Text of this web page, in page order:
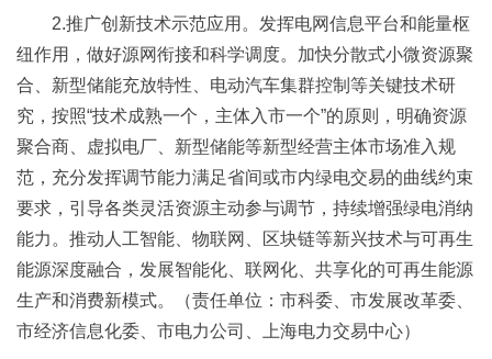
2.推广创新技术示范应用。发挥电网信息平台和能量枢
纽作用，做好源网衔接和科学调度。加快分散式小微资源聚
合、新型储能充放特性、电动汽车集群控制等关键技术研
究，按照“技术成熟一个，主体入市一个”的原则，明确资源
聚合商、虚拟电厂、新型储能等新型经营主体市场准入规
范，充分发挥调节能力满足省间或市内绿电交易的曲线约束
要求，引导各类灵活资源主动参与调节，持续增强绿电消纳
能力。推动人工智能、物联网、区块链等新兴技术与可再生
能源深度融合，发展智能化、联网化、共享化的可再生能源
生产和消费新模式。（责任单位：市科委、市发展改革委、
市经济信息化委、市电力公司、上海电力交易中心）